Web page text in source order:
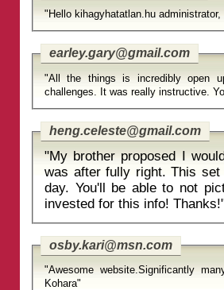
"Hello kihagyhatatlan.hu
earley.gary@gmail.com
"All the things is incredibly open
challenges. It was really instructive.
heng.celeste@gmail.com
"My brother proposed I
was after fully right. This
day. You'll be able to not
invested for this info!
osby.kari@msn.com
"Awesome website.Significantly
Kohara"